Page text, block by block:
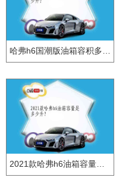
2021款哈弗h6油箱容量是多少升？